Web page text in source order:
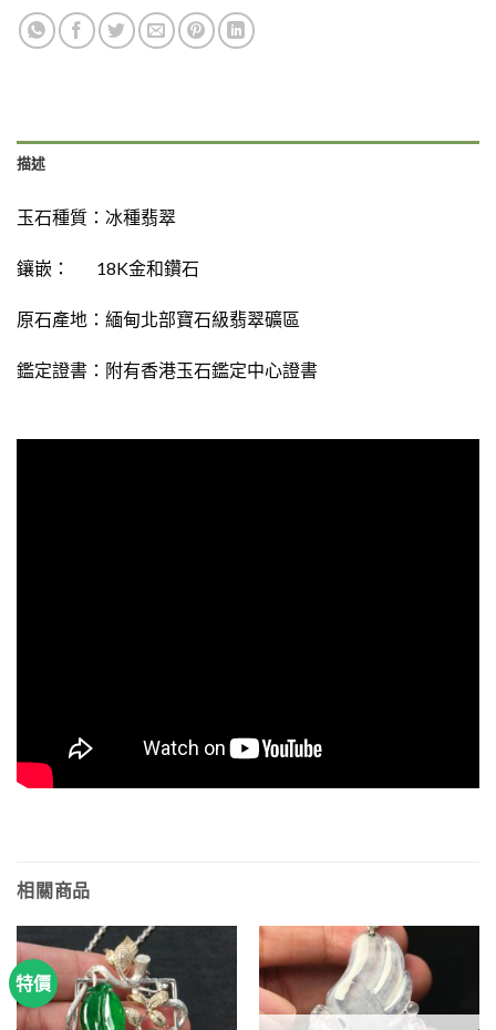
描述
玉石種質： 冰種翡翠
鑲嵌： 18K金和鑽石
原石產地：緬甸北部寶石級翡翠礦區
鑑定證書： 附有香港玉石鑑定中心證書
相關商品
特價